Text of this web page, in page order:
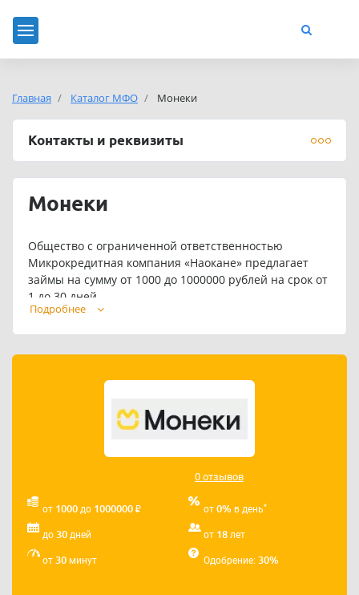
Главная Каталог МФО Монеки
Контакты и реквизиты
Монеки
Общество с ограниченной ответственностью
Микрокредитная компания «Наокане» предлагает
займы на сумму от 1000 до 1000000 рублей на срок от
1 до 30 дней.
индивидуальные условия кредитования.
Адрес электронной почты ООО МКК «Наокане»:
Подробнее
0 отзывов
от 1000 до 1000000 ₽ от 0% в день*
до 30 дней от 18 лет
от 30 минут Одобрение: 30%